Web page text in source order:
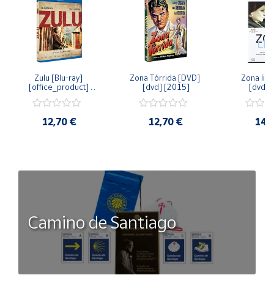
Zulu [Blu-ray]
[office_product]
12,70 €
Zona Tórrida [DVD]
[dvd] [2015]
12,70 €
Zona
[dvd]
Camino de Santiago